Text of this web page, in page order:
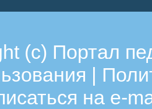
(c) Портал
|
на e-